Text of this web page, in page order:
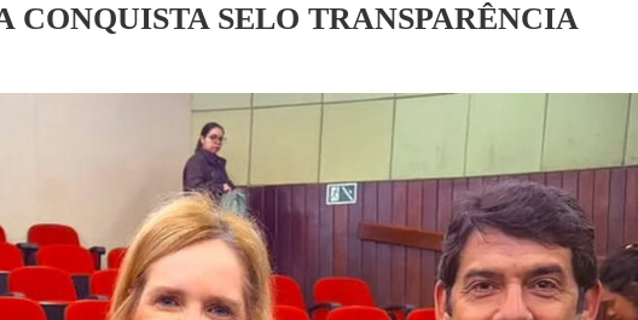
CONQUISTA SELO TRANSPARÊNCIA